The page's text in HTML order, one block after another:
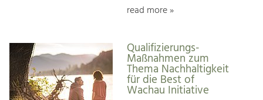
read more »
Qualifizierungs-
Maßnahmen zum
Thema Nachhaltigkeit
für die Best of
Wachau Initiative